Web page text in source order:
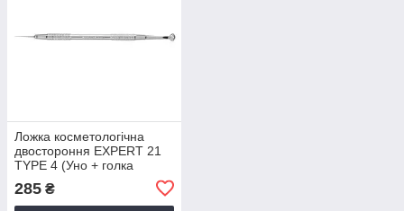
Ложка косметологічна
двостороння EXPERT 21
TYPE 4 (Уно + голка
285 ₴